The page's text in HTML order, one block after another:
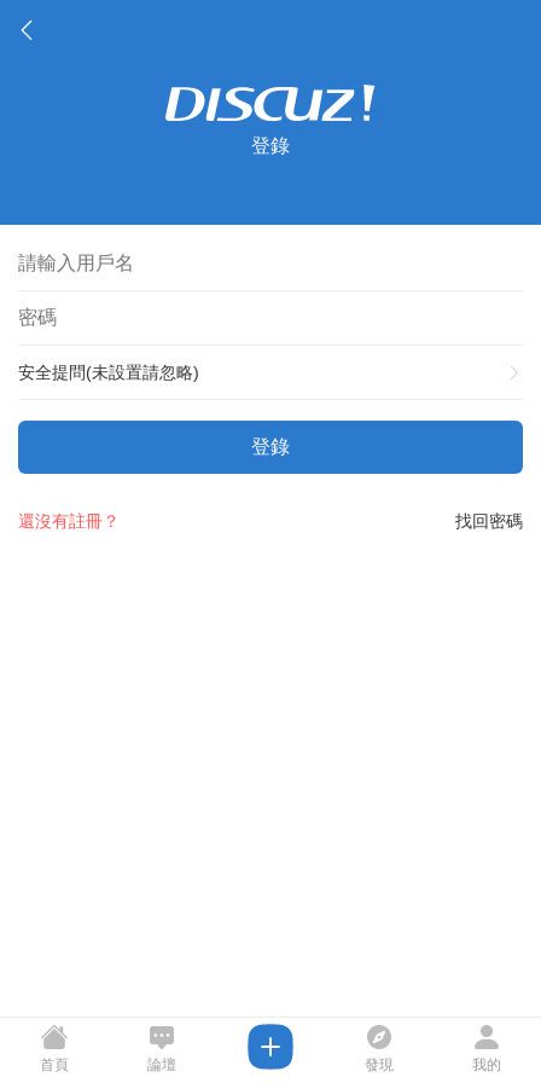
登錄
安全提問(未設置請忽略)
登錄
找回密碼
還沒有註冊？
首頁 論壇 發現 我的